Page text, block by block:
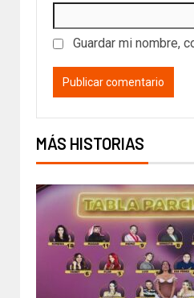
Guardar mi nombre,
MÁS HISTORIAS